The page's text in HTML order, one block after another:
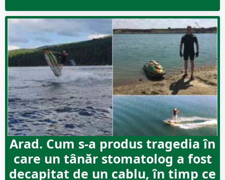
Arad. Cum s-a produs tragedia în
care un tânăr stomatolog a fost
decapitat de un cablu, în timp ce